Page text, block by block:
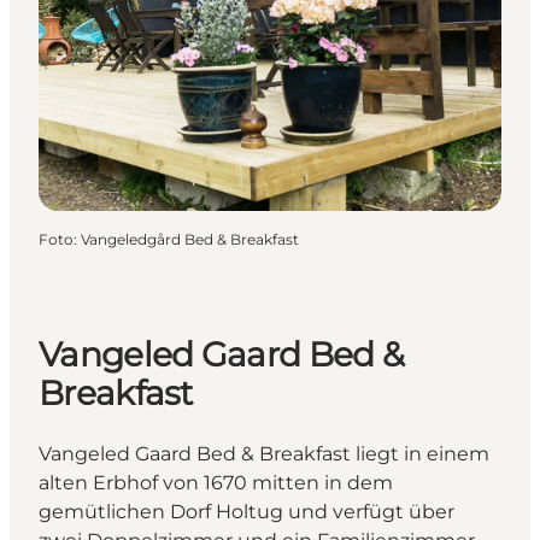
Foto: Vangeledgård Bed & Breakfast
Vangeled Gaard Bed &
Breakfast
Vangeled Gaard Bed & Breakfast liegt in einem
alten Erbhof von 1670 mitten in dem
gemütlichen Dorf Holtug und verfügt über